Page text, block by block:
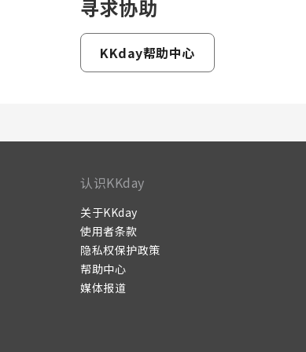
寻求协助
KKday帮助中心
认识KKday
关于KKday
使用者条款
隐私权保护政策
帮助中心
媒体报道